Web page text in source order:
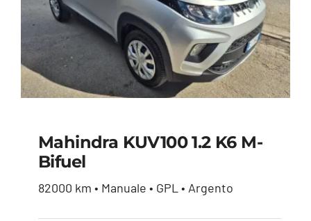
Mahindra KUV100 1.2
Mahindra KUV100 1.2 K6 M-
Bifuel
82000 km • Manuale • GPL • Argento